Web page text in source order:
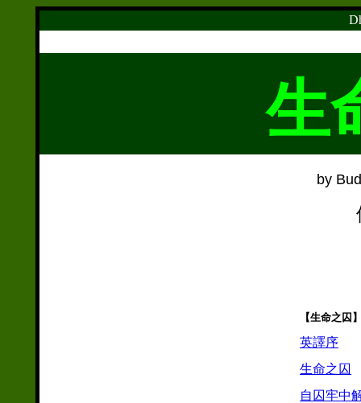
生
by
【生命之囚
英譯序
生命之囚
自囚牢中